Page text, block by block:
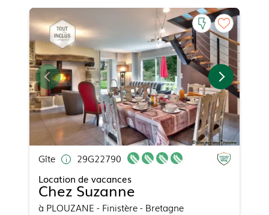
Gîte
29G22790
Location de vacances
Chez Suzanne
à PLOUZANE - Finistère - Bretagne